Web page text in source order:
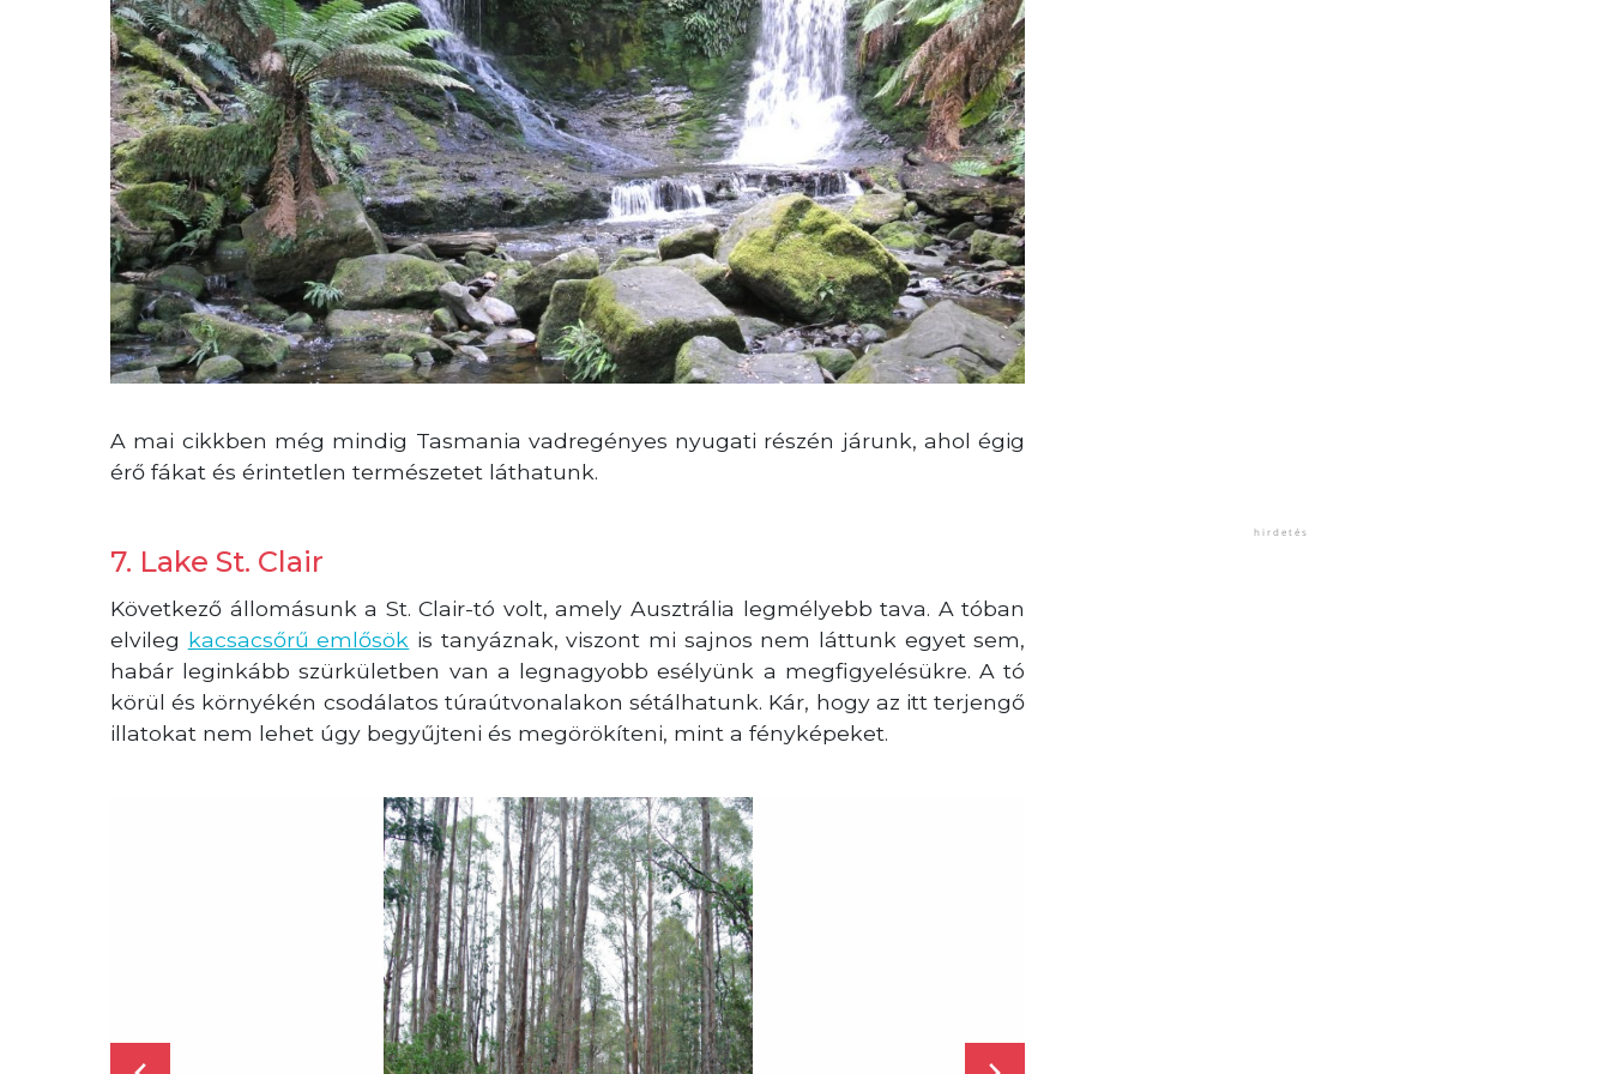
A mai cikkben még mindig Tasmania vadregényes nyugati részén járunk, ahol égig
érő fákat és érintetlen természetet láthatunk.
7. Lake St. Clair
Következő állomásunk a St. Clair-tó volt, amely Ausztrália legmélyebb tava. A tóban
elvileg kacsacsőrű emlősök is tanyáznak, viszont mi sajnos nem láttunk egyet sem,
habár leginkább szürkületben van a legnagyobb esélyünk a megfigyelésükre. A tó
körül és környékén csodálatos túraútvonalakon sétálhatunk. Kár, hogy az itt terjengő
illatokat nem lehet úgy begyűjteni és megörökíteni, mint a fényképeket.